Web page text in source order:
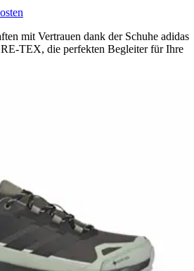
mit Vertrauen dank der Schuhe adidas
TEX, die perfekten Begleiter für Ihre